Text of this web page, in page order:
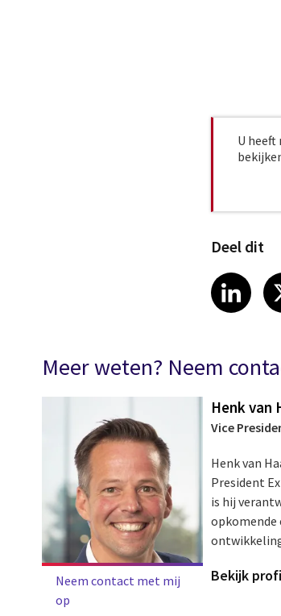
U
Deel dit
Share
Meer weten? Neem
Neem contact met mij
op
Henk van
Vice
Henk van
President
is hij
opkomende
Bekijk